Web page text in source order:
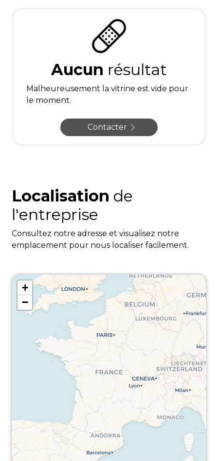
Aucun résultat
Malheureusement la vitrine est vide pour
le moment.
Contacter
Localisation de
l'entreprise
Consultez notre adresse et visualisez notre
emplacement pour nous localiser facilement.
+
−